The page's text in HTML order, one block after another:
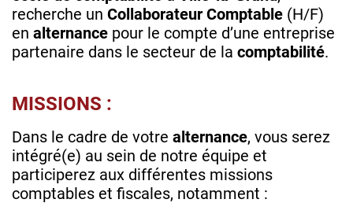
recherche un Collaborateur Comptable (H/F)
en alternance pour le compte d’une entreprise
partenaire dans le secteur de la comptabilité.
MISSIONS :
Dans le cadre de votre alternance, vous serez
intégré(e) au sein de notre équipe et
participerez aux différentes missions
comptables et fiscales, notamment :